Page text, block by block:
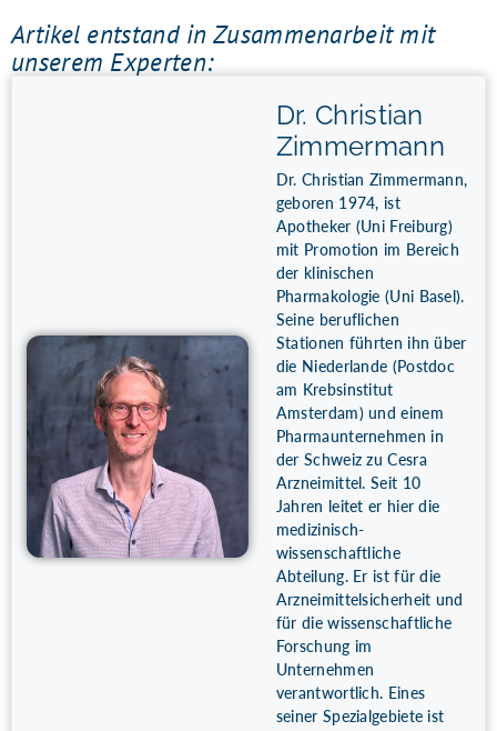
Artikel entstand in Zusammenarbeit mit
unserem Experten:
Dr. Christian
Zimmermann
Dr. Christian Zimmermann,
geboren 1974, ist
Apotheker (Uni Freiburg)
mit Promotion im Bereich
der klinischen
Pharmakologie (Uni Basel).
Seine beruflichen
Stationen führten ihn über
die Niederlande (Postdoc
am Krebsinstitut
Amsterdam) und einem
Pharmaunternehmen in
der Schweiz zu Cesra
Arzneimittel. Seit 10
Jahren leitet er hier die
medizinisch-
wissenschaftliche
Abteilung. Er ist für die
Arzneimittelsicherheit und
für die wissenschaftliche
Forschung im
Unternehmen
verantwortlich. Eines
seiner Spezialgebiete ist